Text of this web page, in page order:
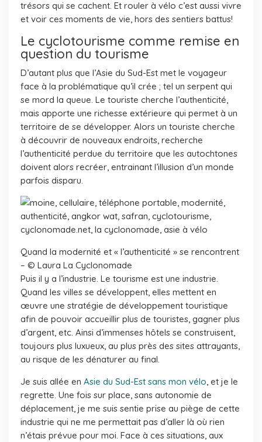
trésors qui se cachent. Et rouler à vélo c’est aussi vivre
et voir ces moments de vie, hors des sentiers battus!
Le cyclotourisme comme remise en
question du tourisme
D’autant plus que l’Asie du Sud-Est met le voyageur
face à la problématique qu’il crée ; tel un serpent qui
se mord la queue. Le touriste cherche l’authenticité,
mais apporte une richesse extérieure qui permet à un
territoire de se développer. Alors un touriste cherche
à découvrir de nouveaux endroits, recherche
l’authenticité perdue du territoire que les autochtones
doivent alors recréer, entrainant l’illusion d’un monde
parfois disparu.
Quand la modernité et « l’authenticité » se rencontrent
– © Laura La Cyclonomade
Puis il y a l’industrie. Le tourisme est une industrie.
Quand les villes se développent, elles mettent en
œuvre une stratégie de développement touristique
afin de pouvoir accueillir plus de touristes, gagner plus
d’argent, etc. Ainsi d’immenses hôtels se construisent,
toujours plus luxueux, au plus près des sites attrayants,
au risque de les dénaturer au final.
Je suis allée en Asie du Sud-Est sans mon vélo, et je le
regrette. Une fois sur place, sans autonomie de
déplacement, je me suis sentie prise au piège de cette
industrie qui ne me permettait pas d’aller là où rien
n’étais prévue pour moi. Face à ces situations, aux